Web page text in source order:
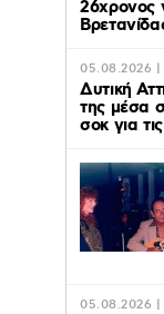
26χρονος
05.08.2026 |
Δυτική
της μέσα
σοκ για
05.08.2026 |